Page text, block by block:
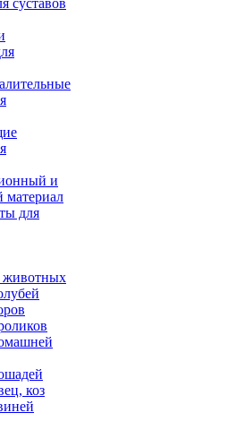
суставов
и
материал
для
животных
коз